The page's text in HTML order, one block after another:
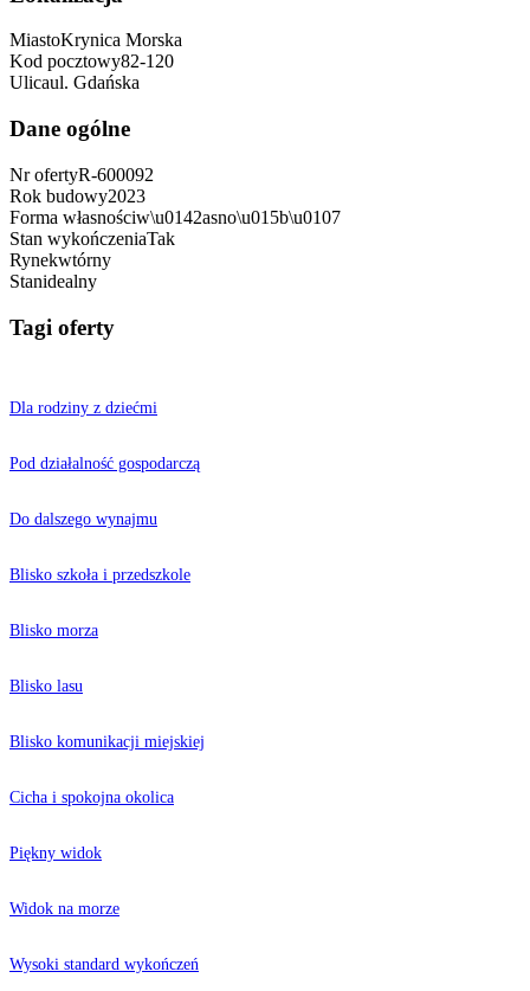
MiastoKrynica Morska
Kod pocztowy82-120
Ulicaul. Gdańska
Dane ogólne
Nr ofertyR-600092
Rok budowy2023
Forma własnościw\u0142asno\u015b\u0107
Stan wykończeniaTak
Rynekwtórny
Stanidealny
Tagi oferty
Dla rodziny z dziećmi
Pod działalność gospodarczą
Do dalszego wynajmu
Blisko szkoła i przedszkole
Blisko morza
Blisko lasu
Blisko komunikacji miejskiej
Cicha i spokojna okolica
Piękny widok
Widok na morze
Wysoki standard wykończeń